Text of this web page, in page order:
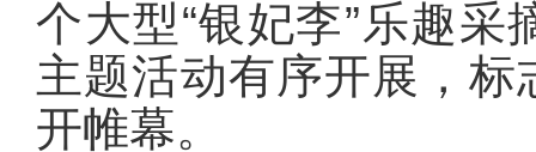
个大型“银妃李”乐趣
主题活动有序开展，标
开帷幕。